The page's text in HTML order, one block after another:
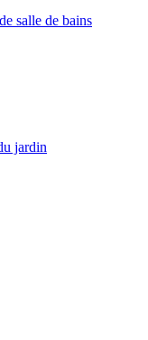
salle de bains
jardin